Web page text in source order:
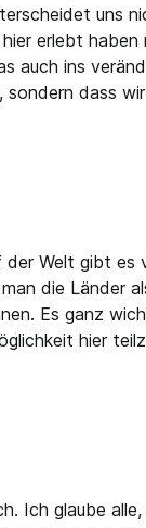
uns
erlebt
ins
dass
Welt gibt es
die Länder
Es ganz
hier
Ich glaube